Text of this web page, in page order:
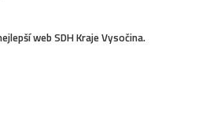
web SDH Kraje Vysočina.